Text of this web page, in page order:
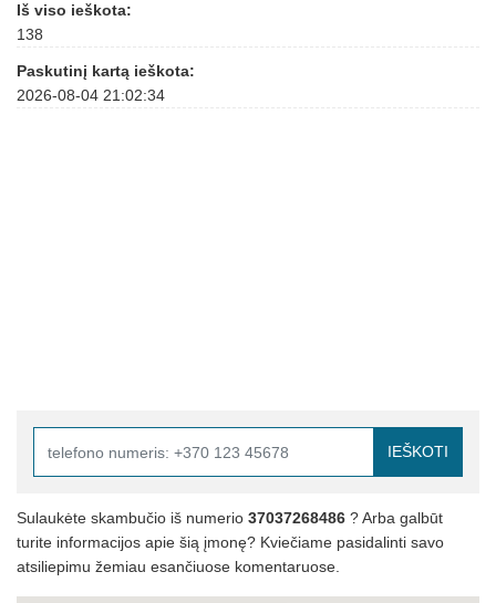
Iš viso ieškota:
138
Paskutinį kartą ieškota:
2026-08-04 21:02:34
IEŠKOTI
Sulaukėte skambučio iš numerio 37037268486 ? Arba galbūt
turite informacijos apie šią įmonę? Kviečiame pasidalinti savo
atsiliepimu žemiau esančiuose komentaruose.